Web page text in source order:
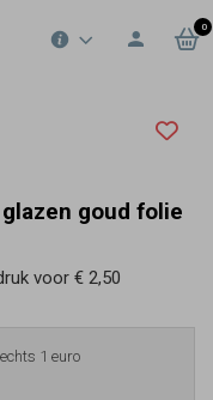
0
goud folie
voor € 2,50
1 euro